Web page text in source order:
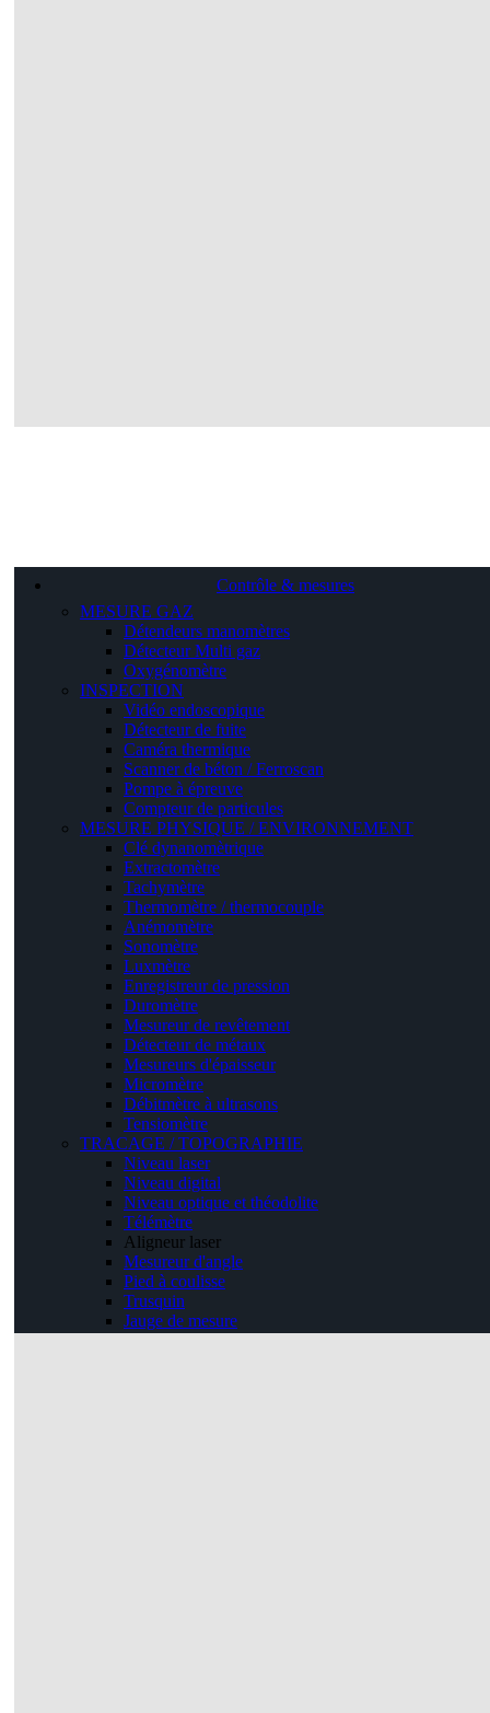
Contrôle & mesures
MESURE GAZ
Détendeurs manomètres
Détecteur Multi gaz
Oxygénomètre
INSPECTION
Vidéo endoscopique
Détecteur de fuite
Caméra thermique
Scanner de béton / Ferroscan
Pompe à épreuve
Compteur de particules
MESURE PHYSIQUE / ENVIRONNEMENT
Clé dynanomètrique
Extractomètre
Tachymètre
Thermomètre / thermocouple
Anémomètre
Sonomètre
Luxmètre
Enregistreur de pression
Duromètre
Mesureur de revêtement
Détecteur de métaux
Mesureurs d'épaisseur
Micromètre
Débitmètre à ultrasons
Tensiomètre
TRACAGE / TOPOGRAPHIE
Niveau laser
Niveau digital
Niveau optique et théodolite
Télémètre
Aligneur laser
Mesureur d'angle
Pied à coulisse
Trusquin
Jauge de mesure